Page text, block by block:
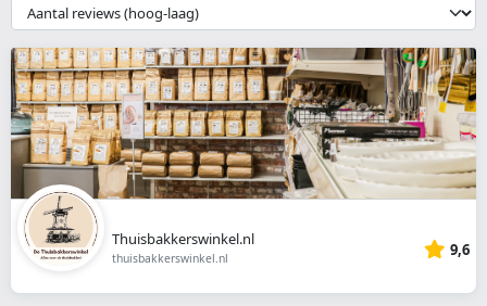
{{
__('Sort')
}}
Thuisbakkerswinkel.nl
thuisbakkerswinkel.nl 9,6